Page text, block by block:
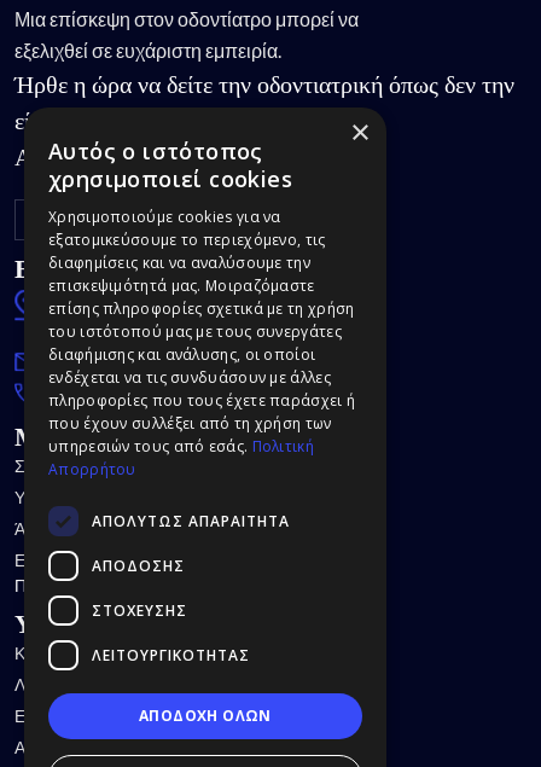
Μια επίσκεψη στον οδοντίατρο μπορεί να
εξελιχθεί σε ευχάριστη εμπειρία.
Ήρθε η ώρα να δείτε την οδοντιατρική όπως δεν την
είχατε γνωρίσει.
Ακολουθήστε μας:
Επικοινωνία
Σαρανταπόρου 39,
15232 Κάτω Χαλάνδρι
info@ilovemydentist.gr
(+30) 213 049 2323
Μενού
Σχετικά με Εμάς
Υπηρεσίες
Άρθρα
Επικοινωνία
Πολιτική Απορρήτου
Υπηρεσίες
Καθαρισμός Δοντιών
Λεύκανση Δοντιών
Εμφυτεύματα Δοντιών
Απονεύρωση
×
Αυτός ο ιστότοπος
χρησιμοποιεί cookies
Χρησιμοποιούμε cookies για να
εξατομικεύσουμε το περιεχόμενο, τις
διαφημίσεις και να αναλύσουμε την
επισκεψιμότητά μας. Μοιραζόμαστε
επίσης πληροφορίες σχετικά με τη χρήση
του ιστότοπού μας με τους συνεργάτες
διαφήμισης και ανάλυσης, οι οποίοι
ενδέχεται να τις συνδυάσουν με άλλες
πληροφορίες που τους έχετε παράσχει ή
που έχουν συλλέξει από τη χρήση των
υπηρεσιών τους από εσάς. Πολιτική
Απορρήτου
ΑΠΟΛΎΤΩΣ ΑΠΑΡΑΊΤΗΤΑ
ΑΠΌΔΟΣΗΣ
ΣΤΌΧΕΥΣΗΣ
ΛΕΙΤΟΥΡΓΙΚΌΤΗΤΑΣ
ΑΠΟΔΟΧΗ ΟΛΩΝ